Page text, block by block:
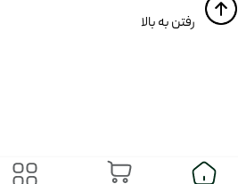
​​رفتن به بالا